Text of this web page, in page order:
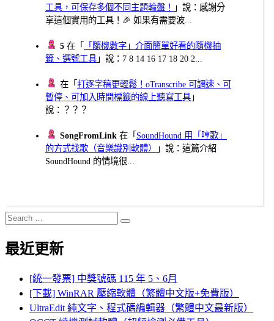
工具，可保存多個不同主題輪盤！
」說：感謝分
享這個實用的工具！🎉 如果有需要波...
5 在「
「隨機數字」介面簡單好看的隨機抽
籤、選號工具 」說：7 8 14 16 17 18 20 2...
在「打逐字稿更輕鬆！oTranscribe 可調速、可
暫停、可加入時間標籤的線上聽寫工具 」
說：？？？
SongFromLink 在「 SoundHound 用「哼歌」
的方式找歌（音樂識別軟體）
」說：這篇介紹
SoundHound 的情境很...
Search
for:
Search
最近更新
[統一發票] 中獎號碼 115 年 5、6月
[下載] WinRAR 壓縮軟體（繁體中文版+免費版）
UltraEdit 純文字、程式碼編輯器（繁體中文最新版）